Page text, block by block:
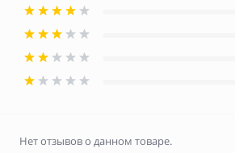
Нет отзывов о данном товаре.